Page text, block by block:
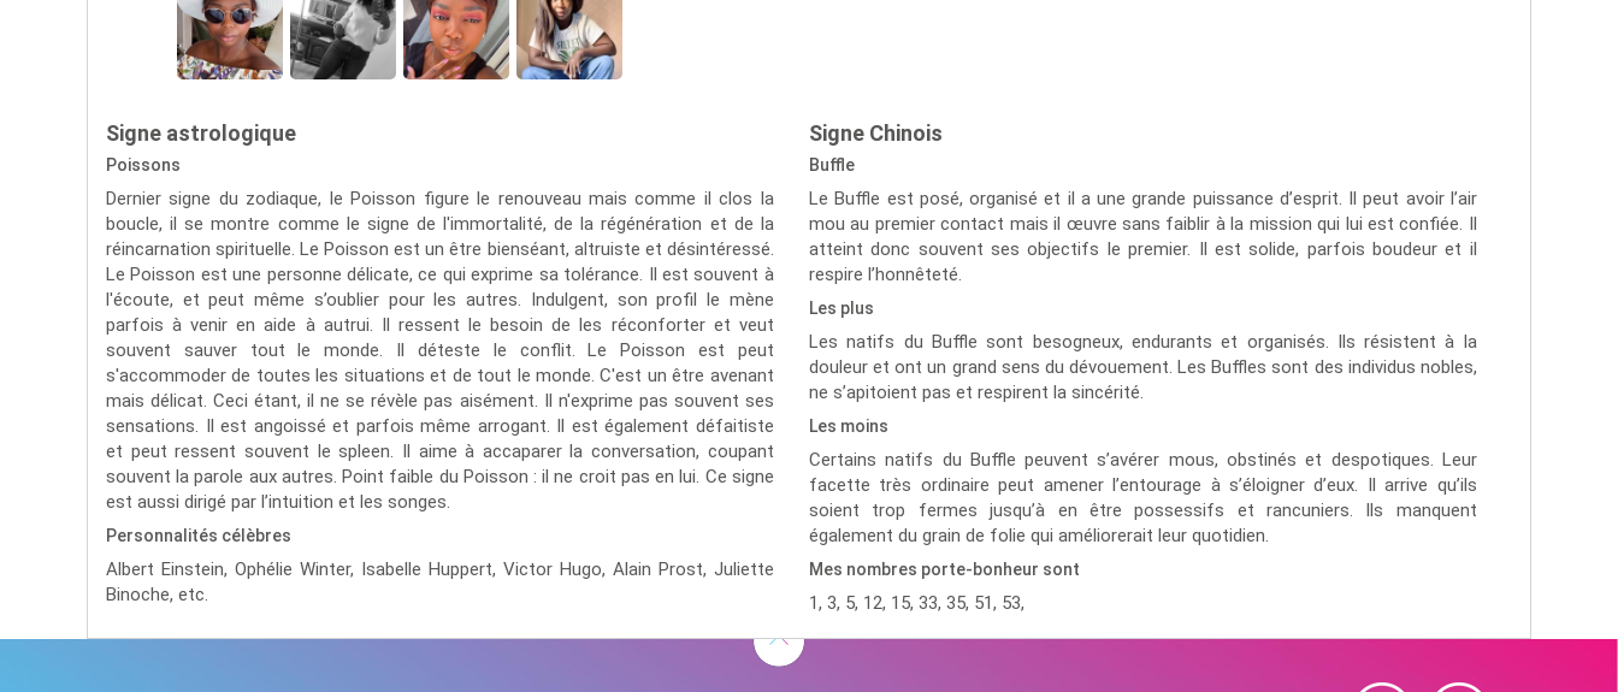
Signe astrologique
Poissons
Dernier signe du zodiaque, le Poisson figure le renouveau mais comme il clos la
boucle, il se montre comme le signe de l'immortalité, de la régénération et de la
réincarnation spirituelle. Le Poisson est un être bienséant, altruiste et désintéressé.
Le Poisson est une personne délicate, ce qui exprime sa tolérance. Il est souvent à
l'écoute, et peut même s’oublier pour les autres. Indulgent, son profil le mène
parfois à venir en aide à autrui. Il ressent le besoin de les réconforter et veut
souvent sauver tout le monde. Il déteste le conflit. Le Poisson est peut
s'accommoder de toutes les situations et de tout le monde. C'est un être avenant
mais délicat. Ceci étant, il ne se révèle pas aisément. Il n'exprime pas souvent ses
sensations. Il est angoissé et parfois même arrogant. Il est également défaitiste
et peut ressent souvent le spleen. Il aime à accaparer la conversation, coupant
souvent la parole aux autres. Point faible du Poisson : il ne croit pas en lui. Ce signe
est aussi dirigé par l’intuition et les songes.
Personnalités célèbres
Albert Einstein, Ophélie Winter, Isabelle Huppert, Victor Hugo, Alain Prost, Juliette
Binoche, etc.
Signe Chinois
Buffle
Le Buffle est posé, organisé et il a une grande puissance d’esprit. Il peut avoir l’air
mou au premier contact mais il œuvre sans faiblir à la mission qui lui est confiée. Il
atteint donc souvent ses objectifs le premier. Il est solide, parfois boudeur et il
respire l’honnêteté.
Les plus
Les natifs du Buffle sont besogneux, endurants et organisés. Ils résistent à la
douleur et ont un grand sens du dévouement. Les Buffles sont des individus nobles,
ne s’apitoient pas et respirent la sincérité.
Les moins
Certains natifs du Buffle peuvent s’avérer mous, obstinés et despotiques. Leur
facette très ordinaire peut amener l’entourage à s’éloigner d’eux. Il arrive qu’ils
soient trop fermes jusqu’à en être possessifs et rancuniers. Ils manquent
également du grain de folie qui améliorerait leur quotidien.
Mes nombres porte-bonheur sont
1, 3, 5, 12, 15, 33, 35, 51, 53,